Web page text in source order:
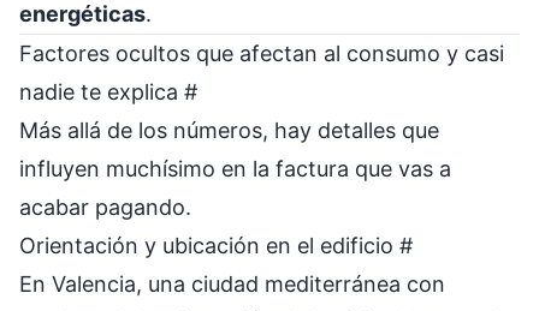
energéticas.
Factores ocultos que afectan al consumo y casi
nadie te explica #
Más allá de los números, hay detalles que
influyen muchísimo en la factura que vas a
acabar pagando.
Orientación y ubicación en el edificio #
En Valencia, una ciudad mediterránea con